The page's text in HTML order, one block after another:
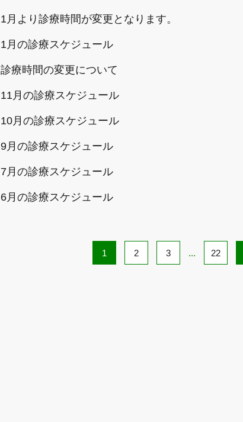
1月より診療時間が変更となります。
1月の診療スケジュール
診療時間の変更について
11月の診療スケジュール
10月の診療スケジュール
9月の診療スケジュール
7月の診療スケジュール
6月の診療スケジュール
1 2 3 ... 22